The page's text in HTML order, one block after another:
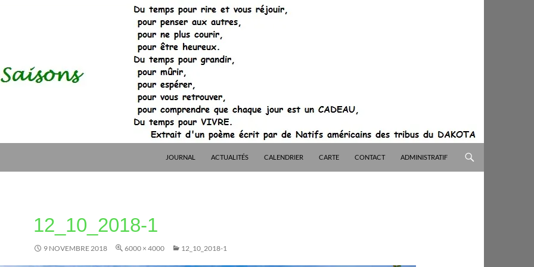
JOURNAL ACTUALITÉS CALENDRIER CARTE CONTACT ADMINISTRATIF
12_10_2018-1
9 NOVEMBRE 2018 6000 × 4000 12_10_2018-1